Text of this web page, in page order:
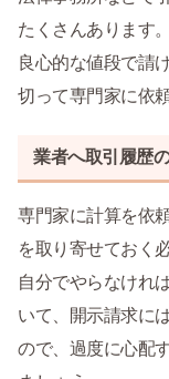
たくさんあります
良心的な値段で請
切って専門家に依
業者へ取引履歴
専門家に計算を依
を取り寄せておく
自分でやらなけれ
いて、開示請求に
ので、過度に心配